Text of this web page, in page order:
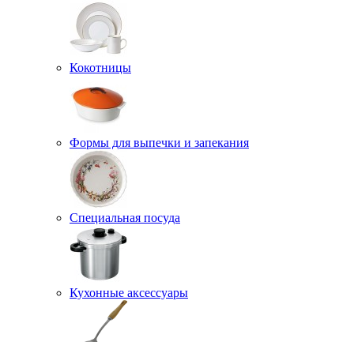
Кокотницы
Формы для выпечки и запекания
Специальная посуда
Кухонные аксессуары